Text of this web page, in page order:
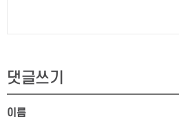
댓글쓰기
이름